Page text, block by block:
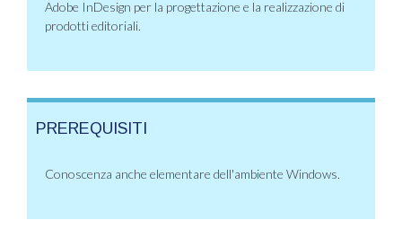
Adobe InDesign per la progettazione e la realizzazione di
prodotti editoriali.
PREREQUISITI
Conoscenza anche elementare dell'ambiente Windows.